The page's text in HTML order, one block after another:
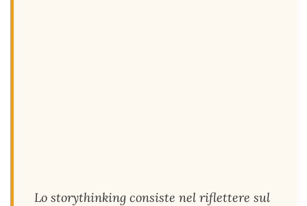
Lo storythinking consiste nel riflettere sul